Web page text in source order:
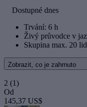
Dostupné dnes
Trvání: 6 h
Živý průvodce v
Skupina max. 20
Zobrazit, co je zahrnuto
2 (1)
Od
145,37 US$